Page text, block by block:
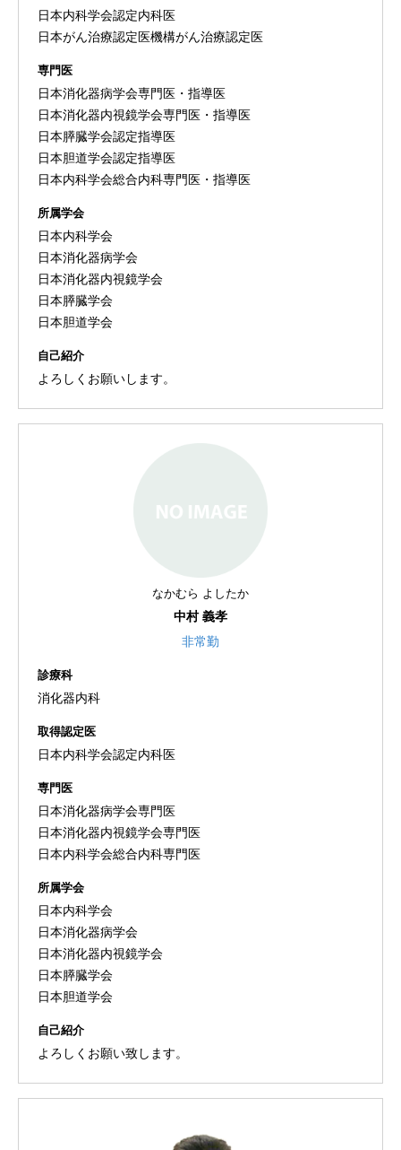
日本内科学会認定内科医
日本がん治療認定医機構がん治療認定医
専門医
日本消化器病学会専門医・指導医
日本消化器内視鏡学会専門医・指導医
日本膵臓学会認定指導医
日本胆道学会認定指導医
日本内科学会総合内科専門医・指導医
所属学会
日本内科学会
日本消化器病学会
日本消化器内視鏡学会
日本膵臓学会
日本胆道学会
自己紹介
よろしくお願いします。
なかむら よしたか
中村 義孝
非常勤
診療科
消化器内科
取得認定医
日本内科学会認定内科医
専門医
日本消化器病学会専門医
日本消化器内視鏡学会専門医
日本内科学会総合内科専門医
所属学会
日本内科学会
日本消化器病学会
日本消化器内視鏡学会
日本膵臓学会
日本胆道学会
自己紹介
よろしくお願い致します。